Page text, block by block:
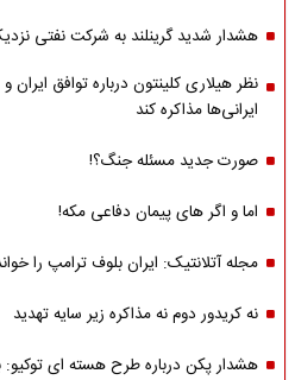
هشدار شدید گرینلند به شرکت نفتی
نظر هیلاری کلینتون درباره توافق
ایرانی‌ها مذاکره کند
صورت جدید مسئله جنگ؟!
اما و اگر های پیمان دفاعی مکه!
مجله آتلانتیک: ایران بلوف ترامپ را
نه کریدور دوم نه مذاکره زیر سایه تهدید
هشدار پکن درباره طرح هسته ای توکیو: